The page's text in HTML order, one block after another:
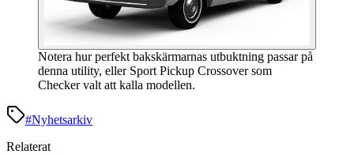
Notera hur perfekt bakskärmarnas utbuktning passar på
denna utility, eller Sport Pickup Crossover som
Checker valt att kalla modellen.
#Nyhetsarkiv
Relaterat